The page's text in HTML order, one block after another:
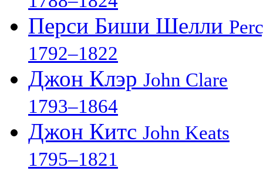
Перси Биши Шелли
1792–1822
Джон Клэр John Clare
1793–1864
Джон Китс John Keats
1795–1821